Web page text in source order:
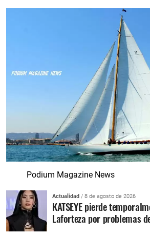
Podium Magazine News
Actualidad / 8 de agosto de 2026
KATSEYE pierde
Laforteza por problemas